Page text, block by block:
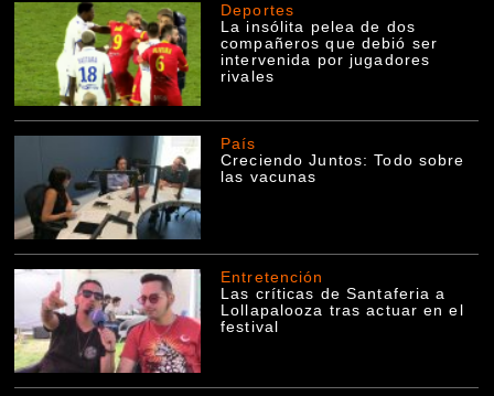
Deportes
La insólita pelea de dos
compañeros que debió ser
intervenida por jugadores
rivales
País
Creciendo Juntos: Todo sobre
las vacunas
Entretención
Las críticas de Santaferia a
Lollapalooza tras actuar en el
festival